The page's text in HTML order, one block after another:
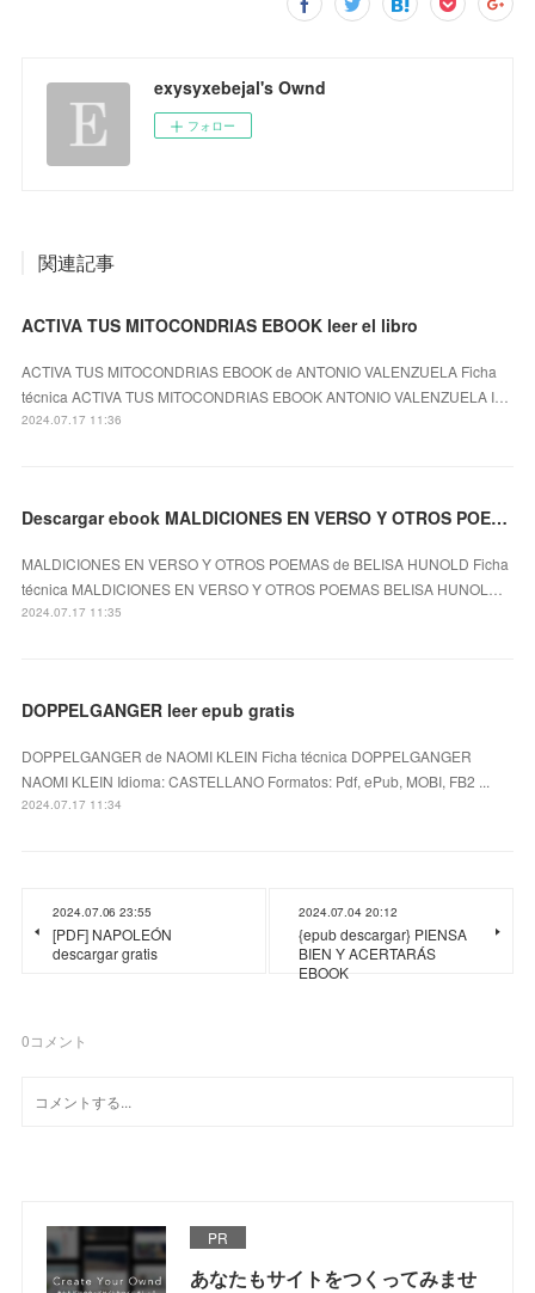
exysyxebejal's Ownd
フォロー
関連記事
ACTIVA TUS MITOCONDRIAS EBOOK leer el libro
ACTIVA TUS MITOCONDRIAS EBOOK de ANTONIO VALENZUELA Ficha
técnica ACTIVA TUS MITOCONDRIAS EBOOK ANTONIO VALENZUELA I…
2024.07.17 11:36
Descargar ebook MALDICIONES EN VERSO Y OTROS POEMAS | Descarga Libros Gratis (PDF - EPUB)
MALDICIONES EN VERSO Y OTROS POEMAS de BELISA HUNOLD Ficha
técnica MALDICIONES EN VERSO Y OTROS POEMAS BELISA HUNOL…
2024.07.17 11:35
DOPPELGANGER leer epub gratis
DOPPELGANGER de NAOMI KLEIN Ficha técnica DOPPELGANGER
NAOMI KLEIN Idioma: CASTELLANO Formatos: Pdf, ePub, MOBI, FB2 ...
2024.07.17 11:34
2024.07.06 23:55
[PDF] NAPOLEÓN
descargar gratis
2024.07.04 20:12
{epub descargar} PIENSA
BIEN Y ACERTARÁS
EBOOK
0コメント
PR
あなたもサイトをつくってみませ